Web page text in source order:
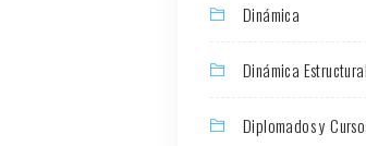
Dinámica
Dinámica Estructural
Diplomados y